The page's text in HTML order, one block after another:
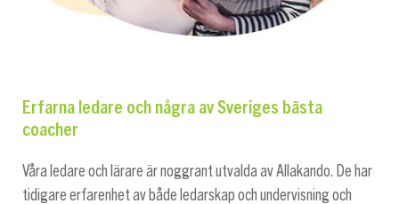
Erfarna ledare och några av Sveriges bästa
coacher
Våra ledare och lärare är noggrant utvalda av Allakando. De har
tidigare erfarenhet av både ledarskap och undervisning och